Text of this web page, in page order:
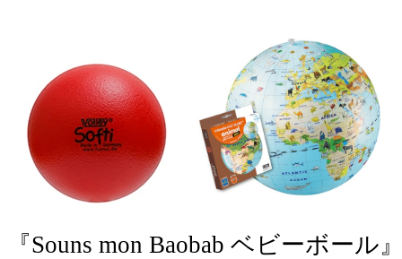
『Souns mon Baobab ベビーボー